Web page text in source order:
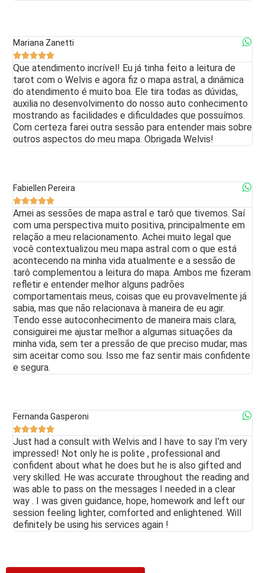
Mariana Zanetti

Que atendimento incrível! Eu já tinha feito a leitura de
tarot com o Welvis e agora fiz o mapa astral, a dinâmica
do atendimento é muito boa. Ele tira todas as dúvidas,
auxilia no desenvolvimento do nosso auto conhecimento
mostrando as facilidades e dificuldades que possuímos.
Com certeza farei outra sessão para entender mais sobre
outros aspectos do meu mapa. Obrigada Welvis!
Fabiellen Pereira

Amei as sessões de mapa astral e tarô que tivemos. Saí
com uma perspectiva muito positiva, principalmente em
relação a meu relacionamento. Achei muito legal que
você contextualizou meu mapa astral com o que está
acontecendo na minha vida atualmente e a sessão de
tarô complementou a leitura do mapa. Ambos me fizeram
refletir e entender melhor alguns padrões
comportamentais meus, coisas que eu provavelmente já
sabia, mas que não relacionava à maneira de eu agir.
Tendo esse autoconhecimento de maneira mais clara,
consiguirei me ajustar melhor a algumas situações da
minha vida, sem ter a pressão de que preciso mudar, mas
sim aceitar como sou. Isso me faz sentir mais confidente
e segura.
Fernanda Gasperoni

Just had a consult with Welvis and I have to say I’m very
impressed! Not only he is polite , professional and
confident about what he does but he is also gifted and
very skilled. He was accurate throughout the reading and
was able to pass on the messages I needed in a clear
way . I was given guidance, hope, homework and left our
session feeling lighter, comforted and enlightened. Will
definitely be using his services again !